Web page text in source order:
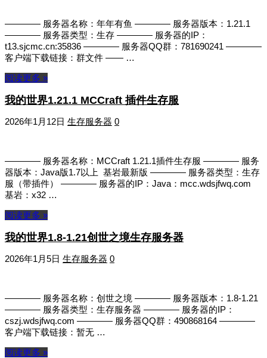
———— 服务器名称：年年有鱼 ———— 服务器版本：1.21.1
———— 服务器类型：生存 ———— 服务器的IP：
t13.sjcmc.cn:35836 ———— 服务器QQ群：781690241 ————
客户端下载链接：群文件 —— …
阅读更多 »
我的世界1.21.1 MCCraft 插件生存服
2026年1月12日 生存服务器 0
———— 服务器名称：MCCraft 1.21.1插件生存服 ———— 服务
器版本：Java版1.7以上 基岩最新版 ———— 服务器类型：生存
服（带插件） ———— 服务器的IP：Java：mcc.wdsjfwq.com
基岩：x32 …
阅读更多 »
我的世界1.8-1.21创世之境生存服务器
2026年1月5日 生存服务器 0
———— 服务器名称：创世之境 ———— 服务器版本：1.8-1.21
———— 服务器类型：生存服务器 ———— 服务器的IP：
cszj.wdsjfwq.com ———— 服务器QQ群：490868164 ————
客户端下载链接：暂无 …
阅读更多 »